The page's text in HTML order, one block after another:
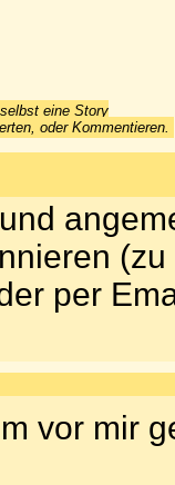
eine Story
oder Kommentieren.
per
vor mir